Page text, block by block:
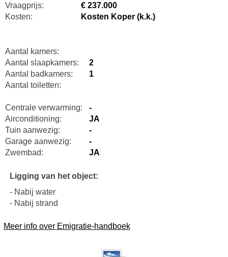
Vraagprijs:
€ 237.000
Kosten:
Kosten Koper (k.k.)
Aantal kamers:
Aantal slaapkamers:
2
Aantal badkamers:
1
Aantal toiletten:
Centrale verwarming:
-
Airconditioning:
JA
Tuin aanwezig:
-
Garage aanwezig:
-
Zwembad:
JA
Ligging van het object:
- Nabij water
- Nabij strand
Meer info over Emigratie-handboek